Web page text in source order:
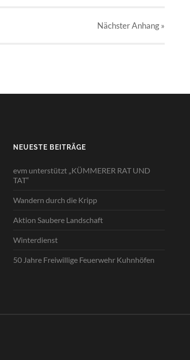
NächsterAnhang»
NEUESTE BEITRÄGE
evm unterstützt „KÜMMERER RAT UND
TAT“
Wandern durch die Kripp
Aktion Saubere Landschaft
Winterdienst
50 Jahre Freiwillige Feuerwehr Kuhnhöfen